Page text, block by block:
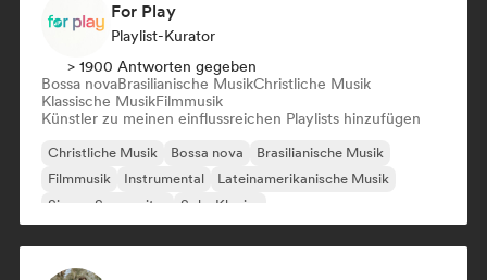
For Play
Playlist-Kurator
> 1900 Antworten gegeben
Bossa novaBrasilianische MusikChristliche Musik
Klassische MusikFilmmusik
Künstler zu meinen einflussreichen Playlists hinzufügen
Christliche Musik Bossa nova
Brasilianische Musik
Filmmusik
Instrumental
Lateinamerikanische Musik
Singer-Songwriter
Solo-Klavier